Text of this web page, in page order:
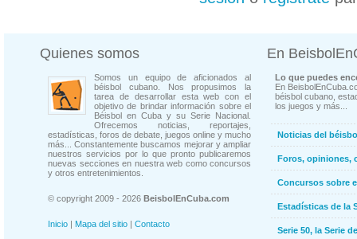
Quienes somos
Somos un equipo de aficionados al
béisbol cubano. Nos propusimos la
tarea de desarrollar esta web con el
objetivo de brindar información sobre el
Béisbol en Cuba y su Serie Nacional.
Ofrecemos noticias, reportajes,
estadísticas, foros de debate, juegos online y mucho
más... Constantemente buscamos mejorar y ampliar
nuestros servicios por lo que pronto publicaremos
nuevas secciones en nuestra web como concursos
y otros entretenimientos.
© copyright 2009 - 2026 BeisbolEnCuba.com
Inicio | Mapa del sitio | Contacto
En
Lo que puedes
En
béisbol cubano,
los juegos y más...
Noticias del
Foros, opiniones,
Concursos sobre
Estadísticas de la
Serie 50, la Serie